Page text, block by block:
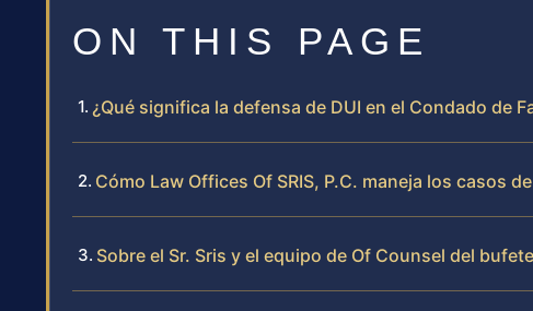
ON THIS PAGE
¿Qué significa la defensa de DUI en el Condado de
Cómo Law Offices Of SRIS, P.C. maneja los casos
Sobre el Sr. Sris y el equipo de Of Counsel del bufete